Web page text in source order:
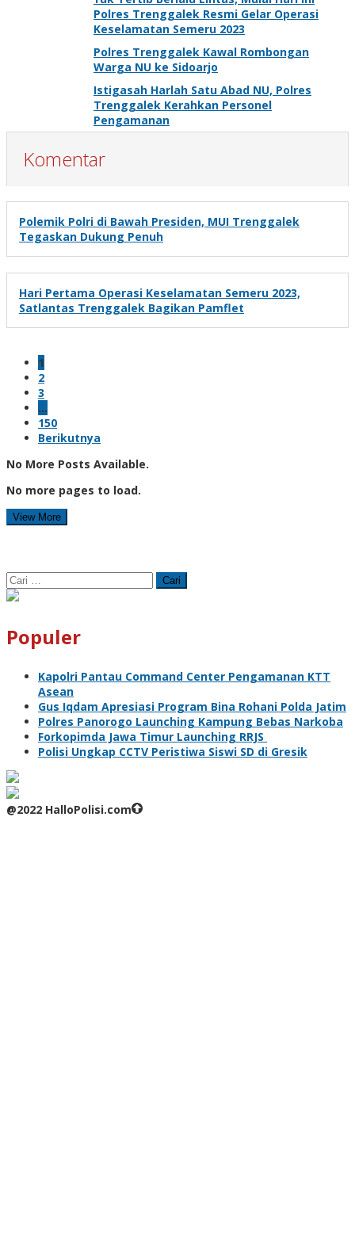
Polres Trenggalek Resmi Gelar Operasi
Keselamatan Semeru 2023
Polres Trenggalek Kawal Rombongan
Warga NU ke Sidoarjo
Istigasah Harlah Satu Abad NU, Polres
Trenggalek Kerahkan Personel
Pengamanan
Komentar
Polemik Polri di Bawah Presiden, MUI Trenggalek
Tegaskan Dukung Penuh
Hari Pertama Operasi Keselamatan Semeru 2023,
Satlantas Trenggalek Bagikan Pamflet
1
2
3
…
150
Berikutnya
No More Posts Available.
No more pages to load.
View More
Cari
untuk:
Populer
Kapolri Pantau Command Center Pengamanan KTT
Asean
Gus Iqdam Apresiasi Program Bina Rohani Polda Jatim
Polres Panorogo Launching Kampung Bebas Narkoba
Forkopimda Jawa Timur Launching RRJS
Polisi Ungkap CCTV Peristiwa Siswi SD di Gresik
@2022 HalloPolisi.com